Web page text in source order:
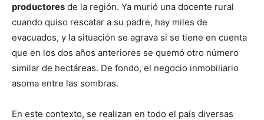
productores de la región. Ya murió una docente rural
cuando quiso rescatar a su padre, hay miles de
evacuados, y la situación se agrava si se tiene en cuenta
que en los dos años anteriores se quemó otro número
similar de hectáreas. De fondo, el negocio inmobiliario
asoma entre las sombras.
En este contexto, se realizan en todo el país diversas